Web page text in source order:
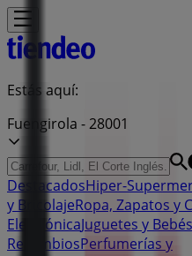
Estás aquí:
Fuengirola - 28001
DestacadosHiper-
y BricolajeRopa, Zapatos y
ElectrónicaJuguetes y Bebés
RecambiosPerfumerías y